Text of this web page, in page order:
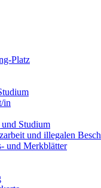
Platz
in
Studium
und illegalen
und Merkblätter